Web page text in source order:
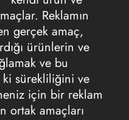
Reklamın
gerçek amaç,
ürünlerin ve
ve bu
ki sürekliliğini ve
için bir reklam
ortak amaçları